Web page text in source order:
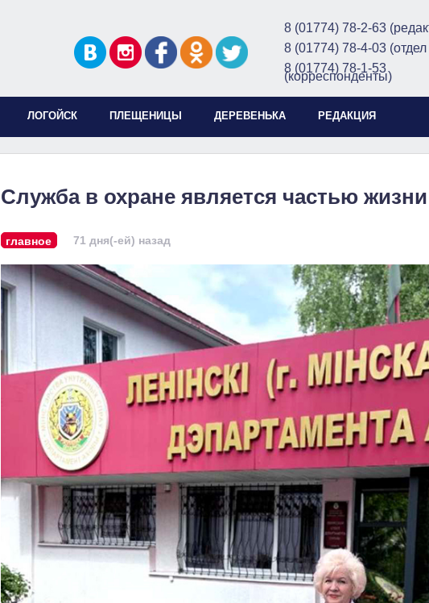
8 (01774) 78-2-63
8 (01774) 78-4-03
8 (01774) 78-1-53
(корреспонденты)
ЛОГОЙСК ПЛЕЩЕНИЦЫ ДЕРЕВЕНЬКА РЕДАКЦИЯ
Служба в охране является частью
главное 71 дня(-ей) назад